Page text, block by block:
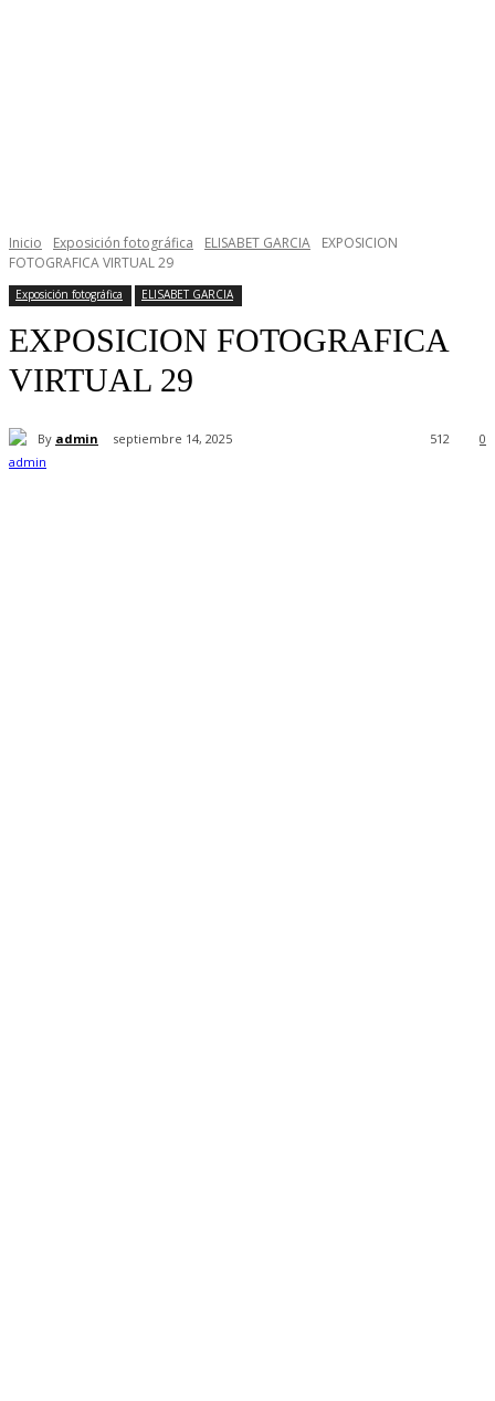
Inicio Exposición fotográfica ELISABET GARCIA
EXPOSICION
FOTOGRAFICA VIRTUAL 29
Exposición fotográfica ELISABET GARCIA
EXPOSICION FOTOGRAFICA
VIRTUAL 29
By admin septiembre 14, 2025 0
512